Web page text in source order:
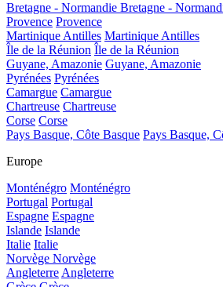
Bretagne - Normandie Bretagne -
Provence Provence
Martinique Antilles Martinique Antilles
Île de la Réunion Île de la Réunion
Guyane, Amazonie Guyane, Amazonie
Pyrénées Pyrénées
Camargue Camargue
Chartreuse Chartreuse
Corse Corse
Pays Basque, Côte Basque Pays Basque,
Europe
Monténégro Monténégro
Portugal Portugal
Espagne Espagne
Islande Islande
Italie Italie
Norvège Norvège
Angleterre Angleterre